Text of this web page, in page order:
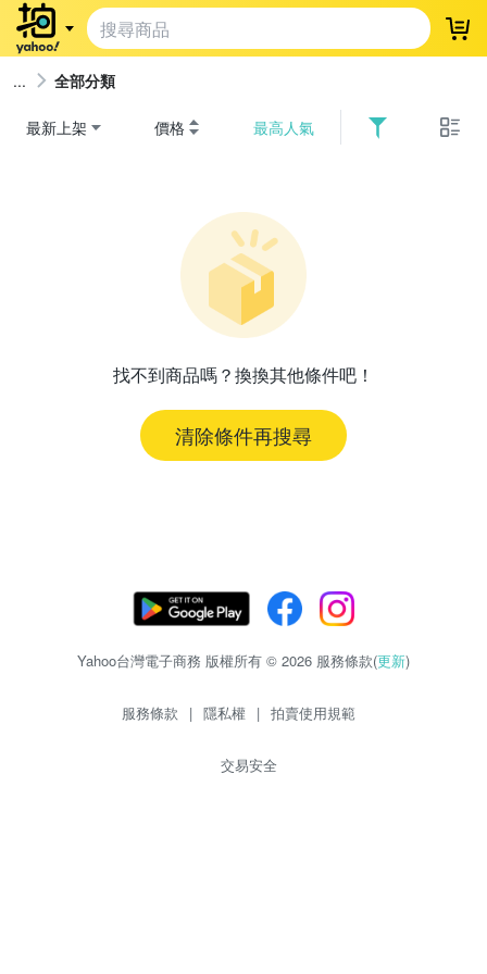
登
全部分類
最新上架 價格 最高人氣
找不到商品嗎？換換其他條件吧！
清除條件再搜尋
Yahoo台灣電子商務 版權所有 © 2026 服務條款(更新)
服務條款 | 隱私權 | 拍賣使用規範
交易安全